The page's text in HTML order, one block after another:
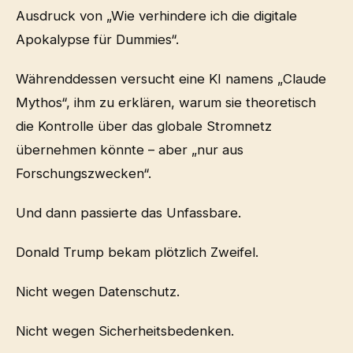
Ausdruck von „Wie verhindere ich die digitale
Apokalypse für Dummies“.
Währenddessen versucht eine KI namens „Claude
Mythos“, ihm zu erklären, warum sie theoretisch
die Kontrolle über das globale Stromnetz
übernehmen könnte – aber „nur aus
Forschungszwecken“.
Und dann passierte das Unfassbare.
Donald Trump bekam plötzlich Zweifel.
Nicht wegen Datenschutz.
Nicht wegen Sicherheitsbedenken.